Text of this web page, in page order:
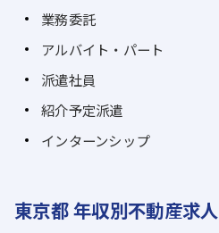
業務委託
アルバイト・パート
派遣社員
紹介予定派遣
インターンシップ
東京都 年収別不動産求人